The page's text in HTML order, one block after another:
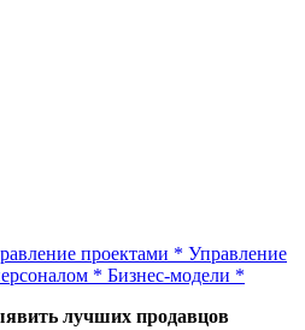
проектами * Управление
* Бизнес-модели *
лучших продавцов